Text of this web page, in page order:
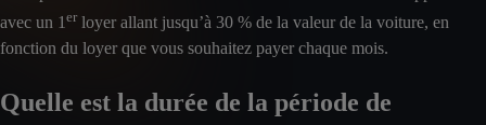
avec un 1 erloyer allant jusqu’à 30 % de la valeur de la voiture, en
fonction du loyer que vous souhaitez payer chaque mois.
Quelle est la durée de la période de